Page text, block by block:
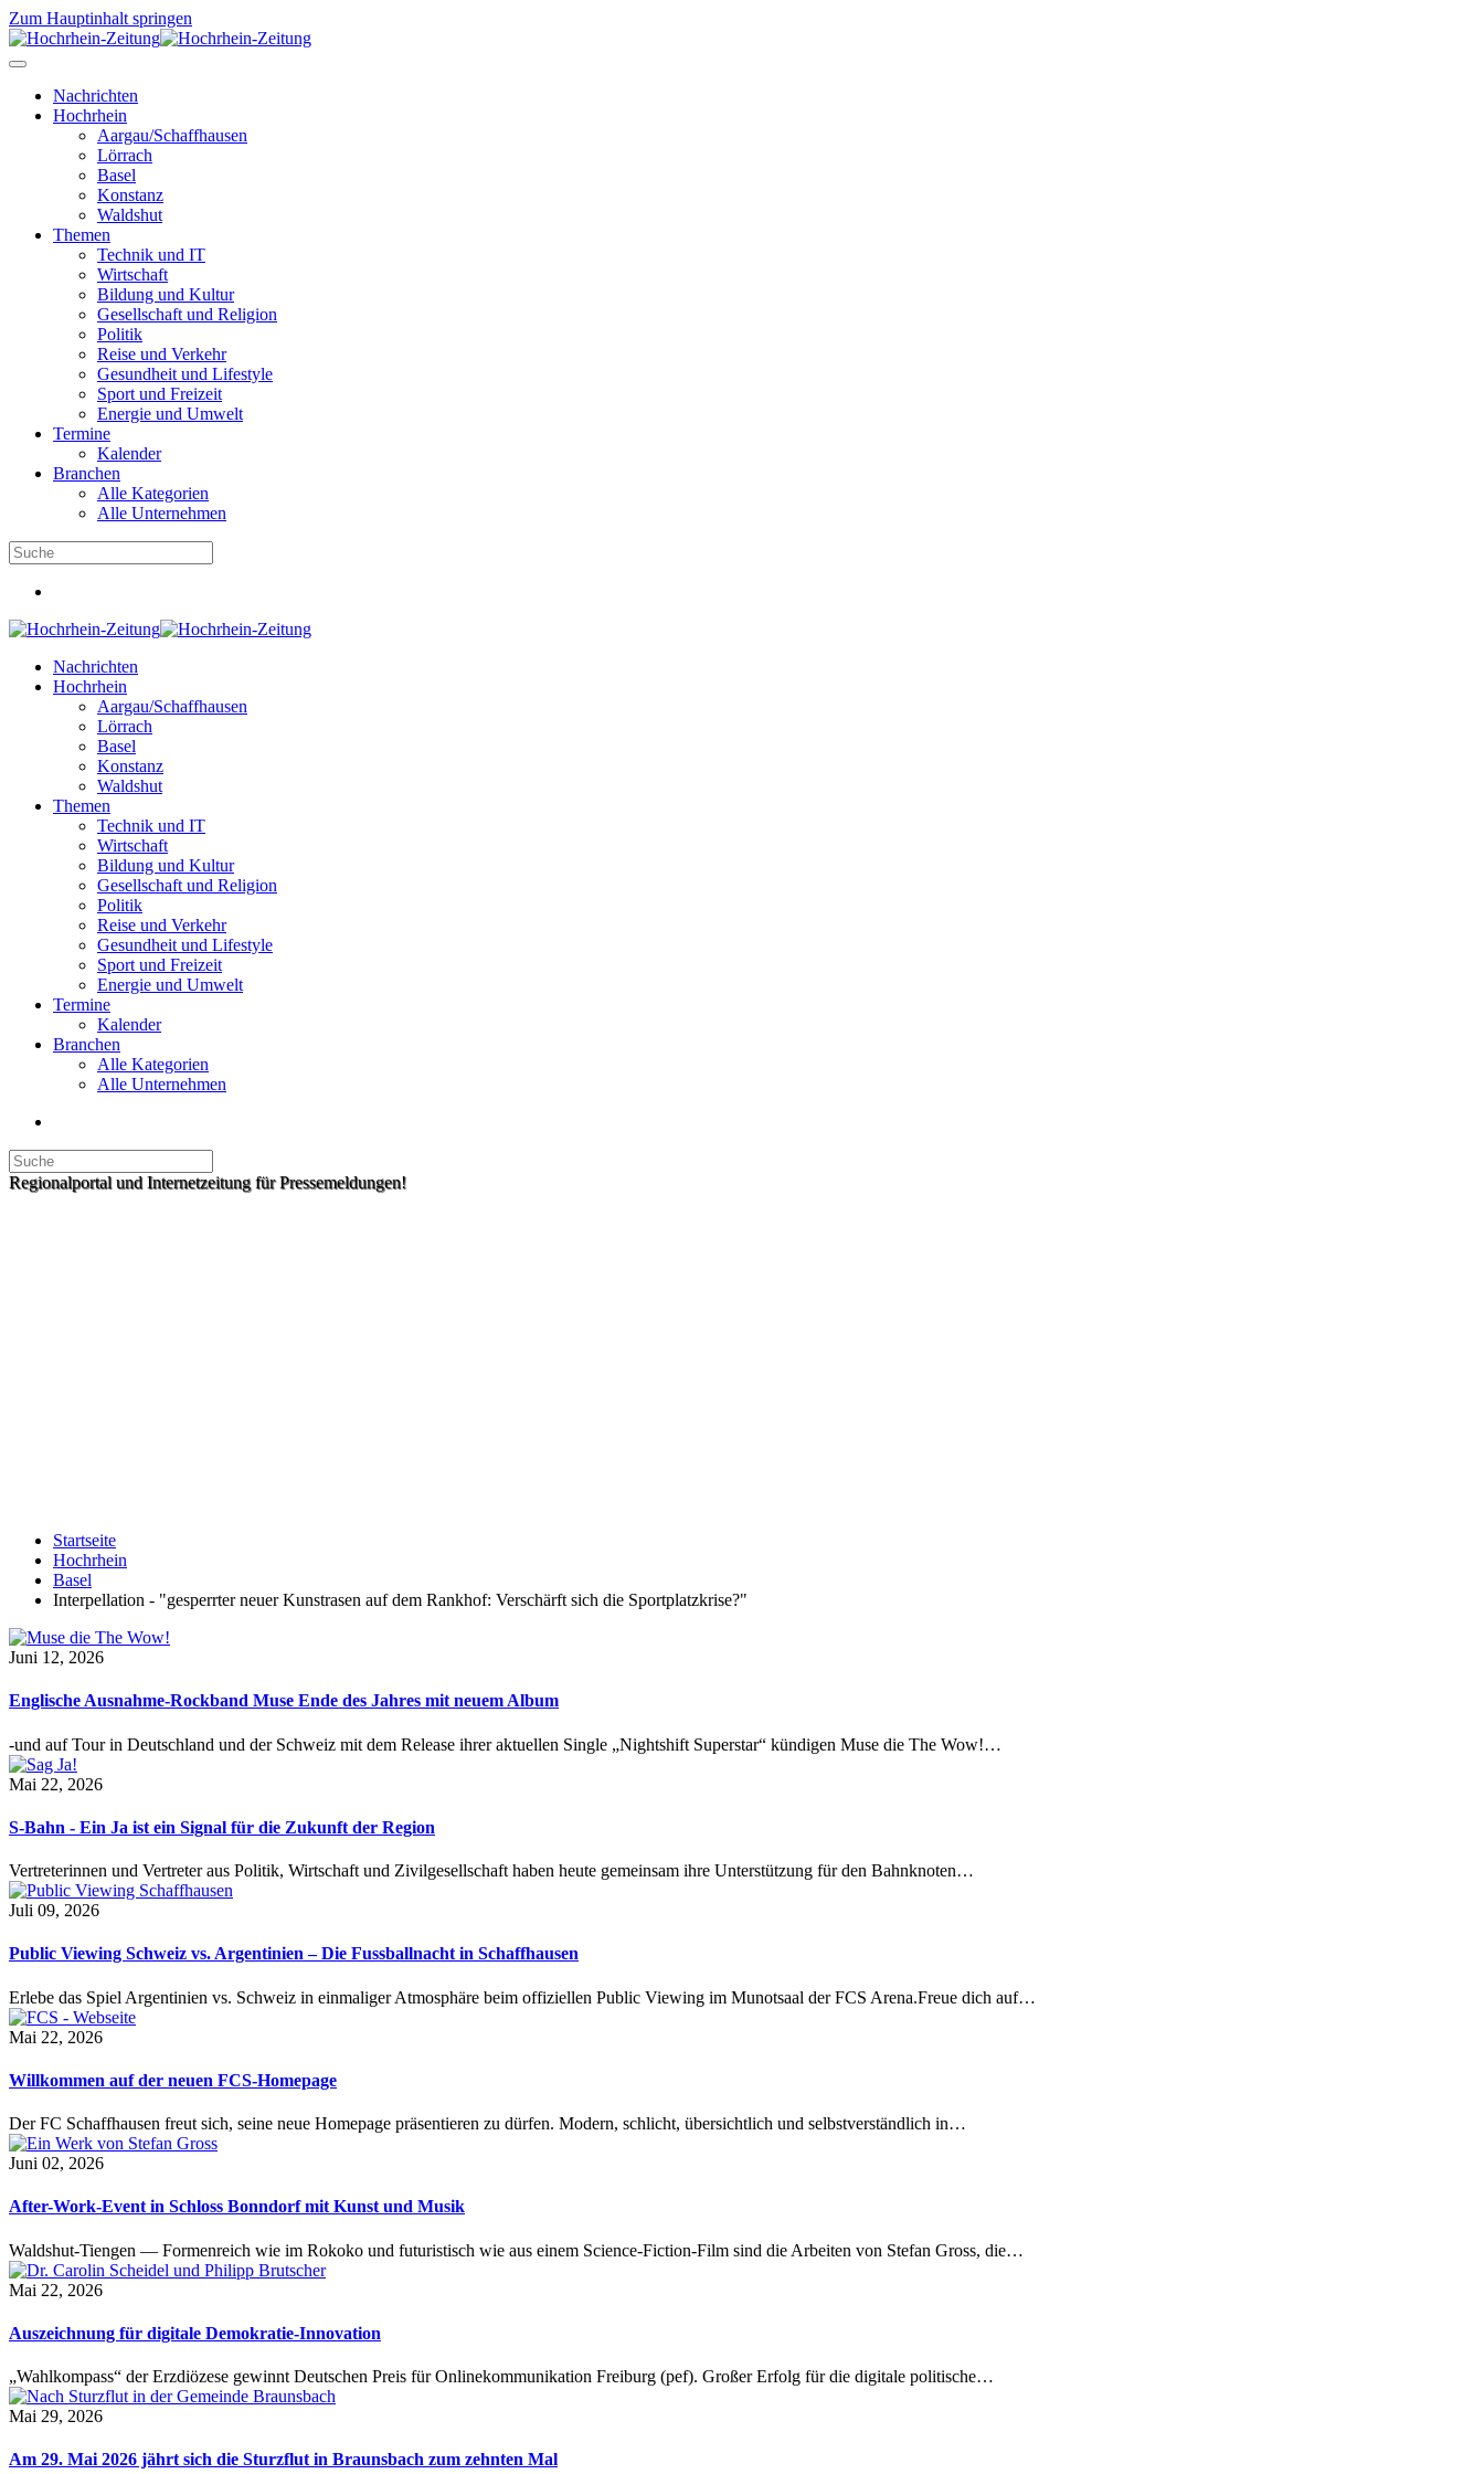
Zum Hauptinhalt springen
Nachrichten
Hochrhein
Aargau/Schaffhausen
Lörrach
Basel
Konstanz
Waldshut
Themen
Technik und IT
Wirtschaft
Bildung und Kultur
Gesellschaft und Religion
Politik
Reise und Verkehr
Gesundheit und Lifestyle
Sport und Freizeit
Energie und Umwelt
Termine
Kalender
Branchen
Alle Kategorien
Alle Unternehmen
Nachrichten
Hochrhein
Aargau/Schaffhausen
Lörrach
Basel
Konstanz
Waldshut
Themen
Technik und IT
Wirtschaft
Bildung und Kultur
Gesellschaft und Religion
Politik
Reise und Verkehr
Gesundheit und Lifestyle
Sport und Freizeit
Energie und Umwelt
Termine
Kalender
Branchen
Alle Kategorien
Alle Unternehmen
Regionalportal und Internetzeitung für Pressemeldungen!
Startseite
Hochrhein
Basel
Interpellation - "gesperrter neuer Kunstrasen auf dem Rankhof: Verschärft sich die Sportplatzkrise?"
Juni 12, 2026
Englische Ausnahme-Rockband Muse Ende des Jahres mit neuem Album
-und auf Tour in Deutschland und der Schweiz mit dem Release ihrer aktuellen Single „Nightshift Superstar“ kündigen Muse die The Wow!…
Mai 22, 2026
S-Bahn - Ein Ja ist ein Signal für die Zukunft der Region
Vertreterinnen und Vertreter aus Politik, Wirtschaft und Zivilgesellschaft haben heute gemeinsam ihre Unterstützung für den Bahnknoten…
Juli 09, 2026
Public Viewing Schweiz vs. Argentinien – Die Fussballnacht in Schaffhausen
Erlebe das Spiel Argentinien vs. Schweiz in einmaliger Atmosphäre beim offiziellen Public Viewing im Munotsaal der FCS Arena.Freue dich auf…
Mai 22, 2026
Willkommen auf der neuen FCS-Homepage
Der FC Schaffhausen freut sich, seine neue Homepage präsentieren zu dürfen. Modern, schlicht, übersichtlich und selbstverständlich in…
Juni 02, 2026
After-Work-Event in Schloss Bonndorf mit Kunst und Musik
Waldshut-Tiengen — Formenreich wie im Rokoko und futuristisch wie aus einem Science-Fiction-Film sind die Arbeiten von Stefan Gross, die…
Mai 22, 2026
Auszeichnung für digitale Demokratie-Innovation
„Wahlkompass“ der Erzdiözese gewinnt Deutschen Preis für Onlinekommunikation Freiburg (pef). Großer Erfolg für die digitale politische…
Mai 29, 2026
Am 29. Mai 2026 jährt sich die Sturzflut in Braunsbach zum zehnten Mal